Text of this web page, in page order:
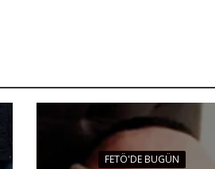
FETÖ'DE BUGÜN